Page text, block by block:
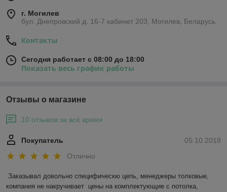
г. Могилев
бул. Днепровский д. 16-7 кабинет 203, Могилев, Беларусь
Контакты
Сегодня работает с 08:00 до 18:00
Показать весь график работы
Отзывы о магазине
10 отзывов за всё время
05.10.2018
Покупатель
Отлично
Заказывал довольно специфическю цепь, менеджеры толковые,
компания не накручивает  цены на комплектующие с потолка,